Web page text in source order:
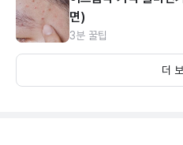
면)
3분 꿀팁
더